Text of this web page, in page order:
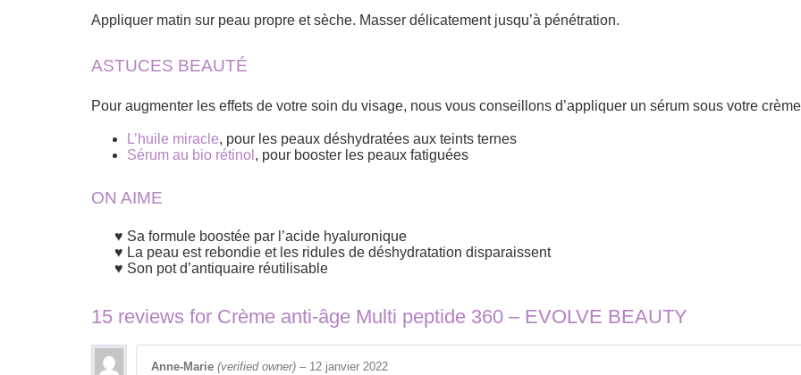
Appliquer matin sur peau propre et sèche. Masser délicatement jusqu’à pénétration.
ASTUCES BEAUTÉ
Pour augmenter les effets de votre soin du visage, nous vous conseillons d’appliquer un sérum sous votre
L’huile miracle, pour les peaux déshydratées aux teints ternes
Sérum au bio rétinol , pour booster les peaux fatiguées
ON AIME
Sa formule boostée par l’acide hyaluronique
La peau est rebondie et les ridules de déshydratation disparaissent
Son pot d’antiquaire réutilisable
15 reviews for Crème anti-âge Multi peptide 360 – EVOLVE BEAUTY
Anne-Marie (verified owner) – 12 janvier 2022